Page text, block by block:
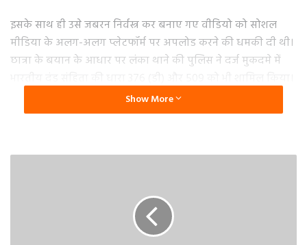
इसके साथ ही उसे जबरन निर्वस्त्र कर बनाए गए वीडियो को सोशल
मीडिया के अलग-अलग प्लेटफॉर्म पर अपलोड करने की धमकी दी थी।
छात्रा के बयान के आधार पर लंका थाने की पुलिस ने दर्ज मुकदमे में
509 की बढ़ोतरी होने के बाद अब मुकदमे की विवेचना लंका
थानाध्यक्ष शिवाकांत मिश्र को सौंप दी गई है।
Show More